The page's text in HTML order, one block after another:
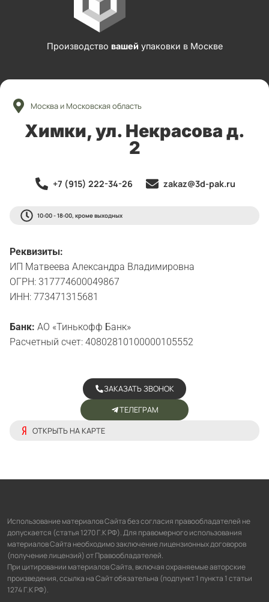
Производство вашей упаковки в Москве
Москва и Московская область
Химки, ул. Некрасова д.
2
+7 (915) 222-34-26 zakaz@3d-pak.ru
10:00 - 18:00, кроме выходных
Реквизиты:
ИП Матвеева Александра Владимировна
ОГРН: 317774600049867
ИНН: 773471315681
Банк: АО «Тинькофф Банк»
Расчетный счет: 40802810100000105552
ОТКРЫТЬ НА КАРТЕ
ТЕЛЕГРАМ
ЗАКАЗАТЬ ЗВОНОК
Использование материалов Сайта без согласия правообладателей не
допускается (статья 1270 Г.К РФ). Для правомерного использования
материалов Сайта необходимо заключение лицензионных договоров
(получение лицензий) от Правообладателей.
При цитировании материалов Сайта, включая охраняемые авторские
произведения, ссылка на Сайт обязательна (подпункт 1 пункта 1 статьи
1274 Г.К РФ).